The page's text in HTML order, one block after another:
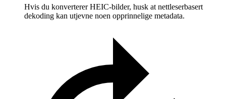
Hvis du konverterer HEIC-bilder, husk at nettleserbasert
dekoding kan utjevne noen opprinnelige metadata.